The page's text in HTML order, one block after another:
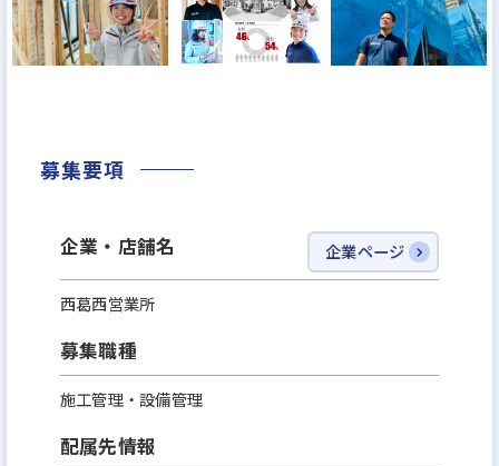
取りプラン作成修正・建築確認申請等」、「土木管
理業務」、「購買・見積・発注業務」、「引き渡し
であれば都度、現場に行かなきゃいけない場面で
多いです。面倒な事務作業も他社に比べて少なくて済
みます。実際、事務作業は業務の2割程度です。だか
ら残業しすぎない。
また、外注先(約3,000社)の協力業者様は弊社をよく
知る職人さんたちが多いので、連携が取りやすく、
業務遂行がしやすい環境です。
募集要項
企業・店舗名 企業ページ
西葛西営業所
募集職種
施工管理・設備管理
配属先情報